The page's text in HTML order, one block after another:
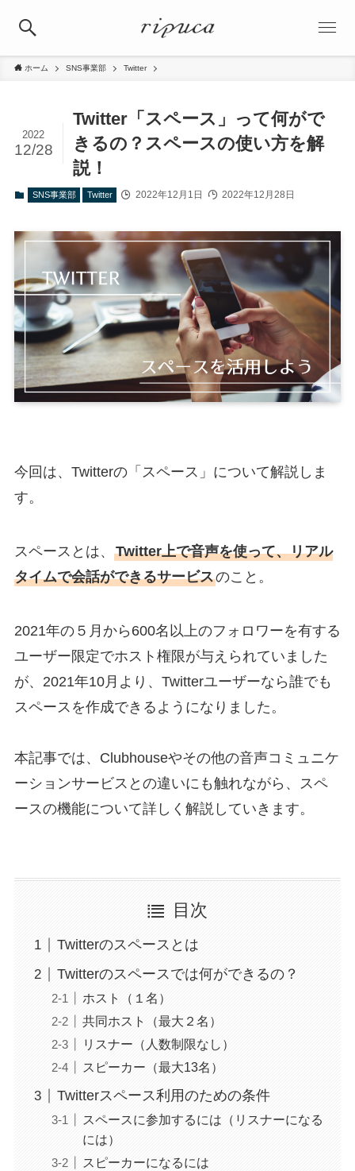
ホーム SNS事業部 Twitter
Twitter「スペース」って何がで
きるの？スペースの使い方を解
説！
2022
12/28
SNS事業部 Twitter 2022年12月1日 2022年12月28日
今回は、Twitterの「スペース」について解説しま
す。
スペースとは、 Twitter上で音声を使って、リアル
タイムで会話ができるサービスのこと。
2021年の５月から600名以上のフォロワーを有する
ユーザー限定でホスト権限が与えられていました
が、2021年10月より、Twitterユーザーなら誰でも
スペースを作成できるようになりました。
本記事では、Clubhouseやその他の音声コミュニケ
ーションサービスとの違いにも触れながら、スペ
ースの機能について詳しく解説していきます。
目次
Twitterのスペースとは
Twitterのスペースでは何ができるの？
ホスト（１名）
共同ホスト（最大２名）
リスナー（人数制限なし）
スピーカー（最大13名）
Twitterスペース利用のための条件
スペースに参加するには（リスナーになる
には）
スピーカーになるには